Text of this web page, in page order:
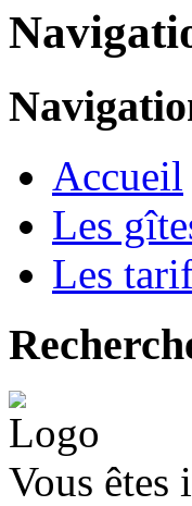
Accueil
Les
Les
Vous êtes